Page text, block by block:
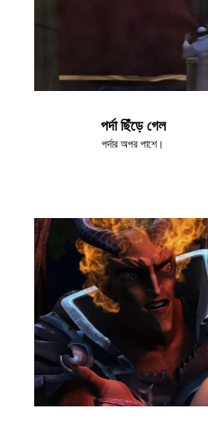
পর্দা ছিঁড়ে গেল
পর্দার অপর পাশে।